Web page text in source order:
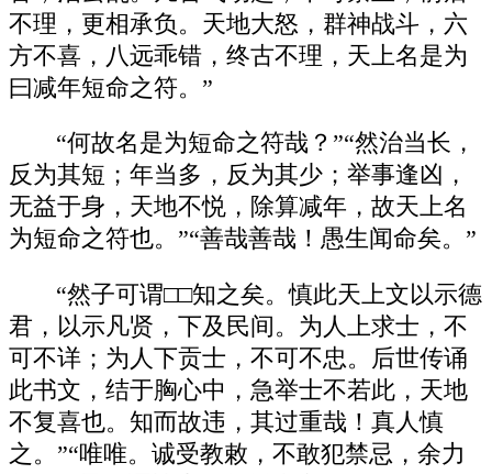
不理，更相承负。天地大怒，群神战斗，六
方不喜，八远乖错，终古不理，天上名是为
曰减年短命之符。”
“何故名是为短命之符哉？”“然治当长，
反为其短；年当多，反为其少；举事逢凶，
无益于身，天地不悦，除算减年，故天上名
为短命之符也。”“善哉善哉！愚生闻命矣。”
“然子可谓□□知之矣。慎此天上文以示德
君，以示凡贤，下及民间。为人上求士，不
可不详；为人下贡士，不可不忠。后世传诵
此书文，结于胸心中，急举士不若此，天地
不复喜也。知而故违，其过重哉！真人慎
之。”“唯唯。诚受教敕，不敢犯禁忌，余力